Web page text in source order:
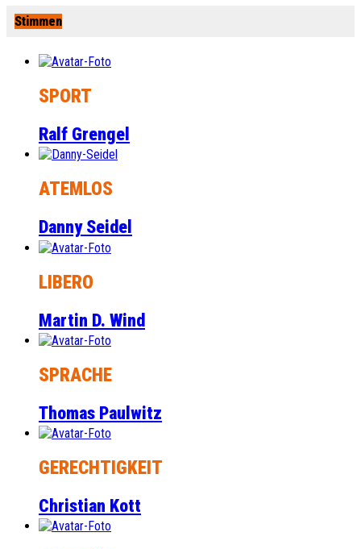
Stimmen
SPORT
Ralf Grengel
ATEMLOS
Danny Seidel
LIBERO
Martin D. Wind
SPRACHE
Thomas Paulwitz
GERECHTIGKEIT
Christian Kott